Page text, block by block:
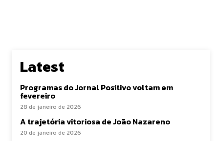
Latest
Programas do Jornal Positivo voltam em
fevereiro
28 de janeiro de 2026
A trajetória vitoriosa de João Nazareno
20 de janeiro de 2026